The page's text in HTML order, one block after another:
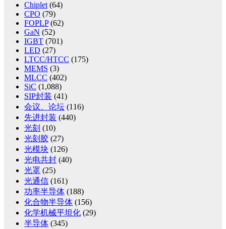
Chiplet(64)
CPO (79)
FOPLP(62)
GaN (52)
IGBT (701)
LED (27)
LTCC/HTCC (175)
MEMS (3)
MLCC (402)
SiC (1,088)
SIP封装 (41)
会议、论坛 (116)
先进封装 (440)
光刻 (10)
光刻胶 (27)
光模块 (126)
光电共封 (40)
光罩 (25)
光通信 (161)
功率半导体 (188)
化合物半导体 (156)
化学机械平坦化 (29)
半导体 (345)